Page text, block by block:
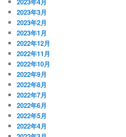
2023年3月
2023年2月
2023年1月
2022年12月
2022年11月
2022年10月
2022年9月
2022年8月
2022年7月
2022年6月
2022年5月
2022年4月